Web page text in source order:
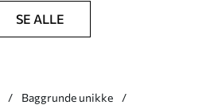
SE ALLE
Baggrunde unikke